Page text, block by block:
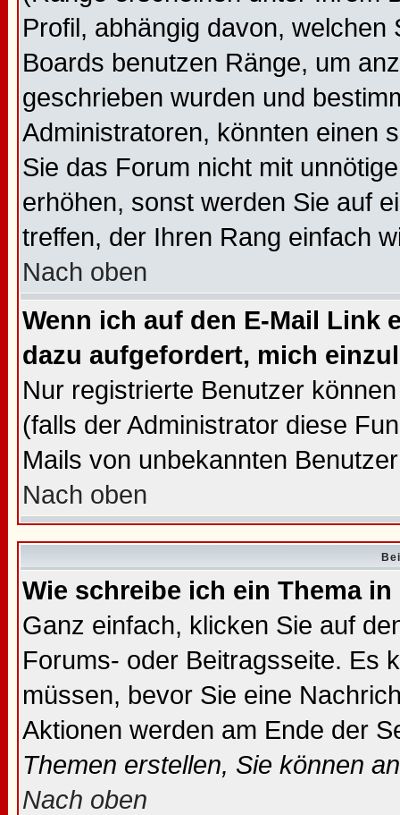
Profil, abhängig davon,
Boards benutzen Ränge, um
geschrieben wurden und
Administratoren, könnten einen
Sie das Forum nicht mit
erhöhen, sonst werden Sie auf
treffen, der Ihren Rang einfach
Nach oben
Wenn ich auf den E-Mail Link
dazu aufgefordert, mich
Nur registrierte Benutzer
(falls der Administrator diese
Mails von unbekannten
Nach oben
Wie schreibe ich ein Thema
Ganz einfach, klicken Sie auf
Forums- oder Beitragsseite. Es
müssen, bevor Sie eine
Aktionen werden am Ende der
Themen erstellen, Sie können
Nach oben